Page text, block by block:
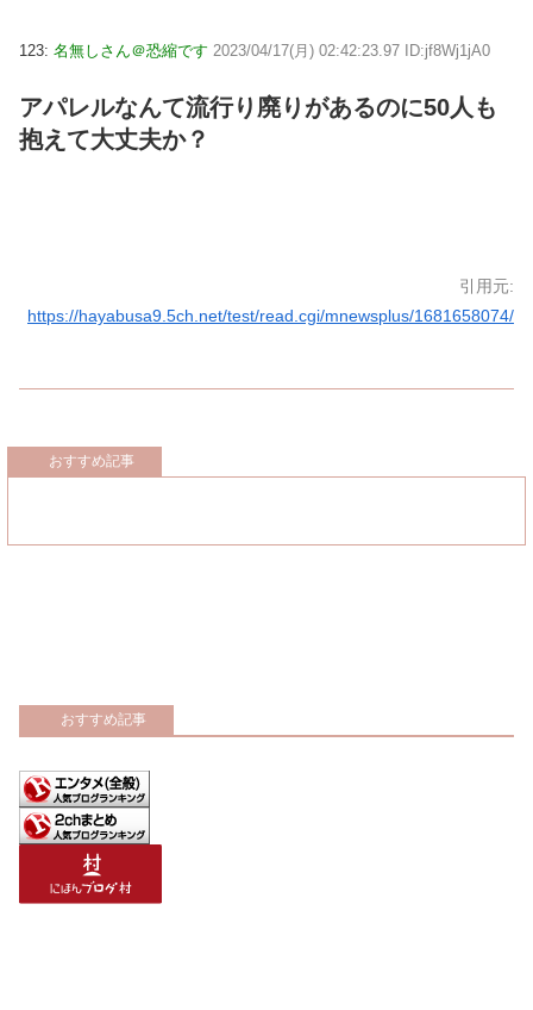
123: 名無しさん＠恐縮です 2023/04/17(月) 02:42:23.97 ID:jf8Wj1jA0
アパレルなんて流行り廃りがあるのに50人も
抱えて大丈夫か？
引用元:
https://hayabusa9.5ch.net/test/read.cgi/mnewsplus/1681658074/
おすすめ記事
おすすめ記事